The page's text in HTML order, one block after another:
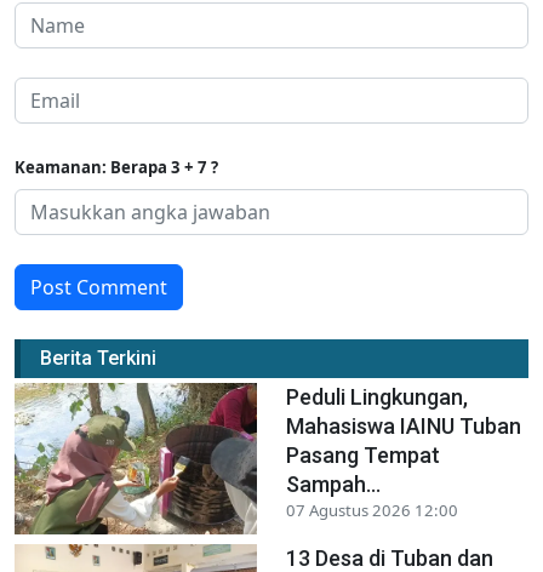
Keamanan: Berapa 3 + 7 ?
Post Comment
Berita Terkini
Peduli Lingkungan,
Mahasiswa IAINU Tuban
Pasang Tempat
Sampah...
07 Agustus 2026 12:00
13 Desa di Tuban dan